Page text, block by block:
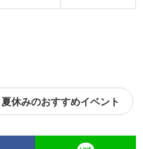
夏休みのおすすめイベント